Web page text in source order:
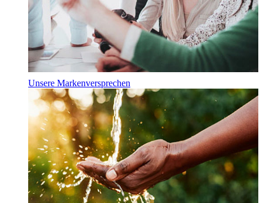
Unsere Markenversprechen